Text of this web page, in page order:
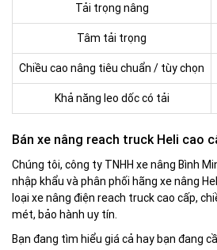
Tải trọng nâng
Tâm tải trọng
Chiều cao nâng tiêu chuẩn / tùy chọn
Khả năng leo dốc có tải
Bán xe nâng reach truck Heli cao
Chúng tôi, công ty TNHH xe nâng Bình
nhập khẩu và phân phối hãng xe nâng
loại xe nâng điện reach truck cao cấp,
mét, bảo hành uy tín.
Bạn đang tìm hiểu giá cả hay bạn đang